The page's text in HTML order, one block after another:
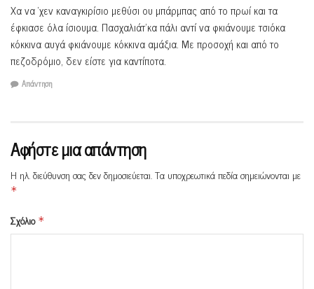
Χα να ‘χεν καναγκιρίσιο μεθύσι ου μπάρμπας από το πρωί και τα
έφκιασε όλα ίσιουμα. Πασχαλιάτ’κα πάλι αντί να φκιάνουμε τσιόκα
κόκκινα αυγά φκιάνουμε κόκκινα αμάξια. Με προσοχή και από το
πεζοδρόμιο, δεν είστε για καντίποτα.
Απάντηση
Αφήστε μια απάντηση
Η ηλ. διεύθυνση σας δεν δημοσιεύεται.Τα υποχρεωτικά πεδία σημειώνονται με
*
Σχόλιο *